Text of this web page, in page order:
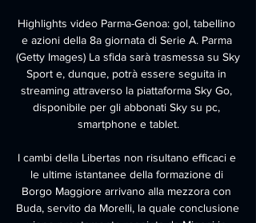
Highlights video Parma-Genoa: gol, tabellino
e azioni della 8a giornata di Serie A. Parma
(Getty Images) La sfida sarà trasmessa su Sky
Sport e, dunque, potrà essere seguita in
streaming attraverso la piattaforma Sky Go,
disponibile per gli abbonati Sky su pc,
smartphone e tablet.
I cambi della Libertas non risultano efficaci e
le ultime istantanee della formazione di
Borgo Maggiore arrivano alla mezzora con
Buda, servito da Morelli, la quale conclusione